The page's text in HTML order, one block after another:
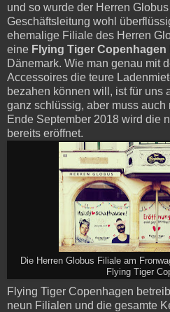
und so wurde der Herren
Geschäftsleitung wohl
ehemalige Filiale des Herren
eine Flying Tiger Copenhagen
Dänemark. Wie man genau mit
Accessoires die teure
bezahen können will, ist für uns
ganz schlüssig, aber muss auch
Ende September 2018 wird die
bereits eröffnet.
Die Herren Globus Filiale am
Flying Tiger
Flying Tiger Copenhagen
neun Filialen und die gesamte